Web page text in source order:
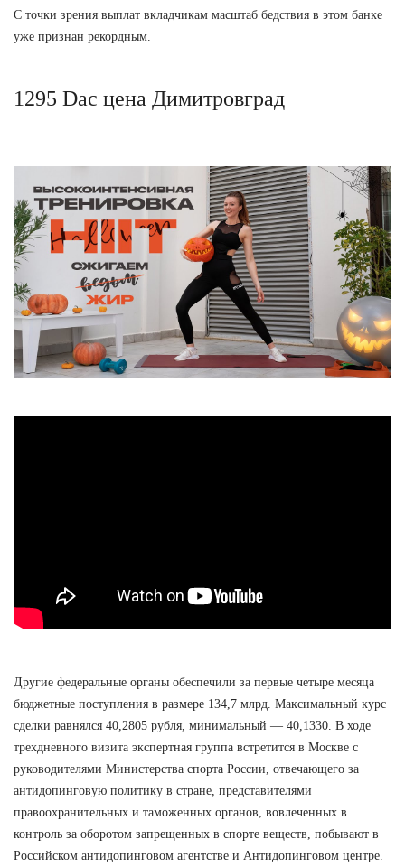
С точки зрения выплат вкладчикам масштаб бедствия в этом банке
уже признан рекордным.
1295 Dac цена Димитровград
Другие федеральные органы обеспечили за первые четыре месяца
бюджетные поступления в размере 134,7 млрд. Максимальный курс
сделки равнялся 40,2805 рубля, минимальный — 40,1330. В ходе
трехдневного визита экспертная группа встретится в Москве с
руководителями Министерства спорта России, отвечающего за
антидопинговую политику в стране, представителями
правоохранительных и таможенных органов, вовлеченных в
контроль за оборотом запрещенных в спорте веществ, побывают в
Российском антидопинговом агентстве и Антидопинговом центре.